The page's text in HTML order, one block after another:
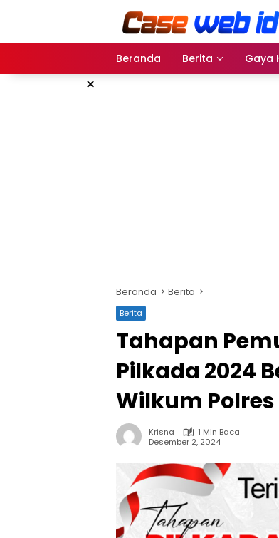
Beranda Berita Gaya
×
Beranda Berita
Berita
Tahapan
Pilkada 2024
Wilkum
Krisna
1 Min Baca
Desember 2, 2024